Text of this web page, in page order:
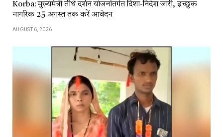
Korba: मुख्यमंत्री तीर्थ दर्शन योजनांतर्गत दिशा-निर्देश जारी, इच्छुक
नागरिक 25 अगस्त तक करें आवेदन
AUGUST 6, 2026